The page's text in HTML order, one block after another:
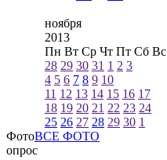
ноября
2013
Пн Вт Ср Чт Пт Сб Вс
28 29 30 31 1 2 3
4 5 6 7 8 9 10
11 12 13 14 15 16 17
18 19 20 21 22 23 24
25 26 27 28 29 30 1
ФотоВСЕ ФОТО
опрос